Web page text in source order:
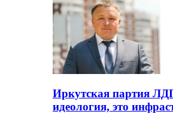
Иркутская партия
идеология, это